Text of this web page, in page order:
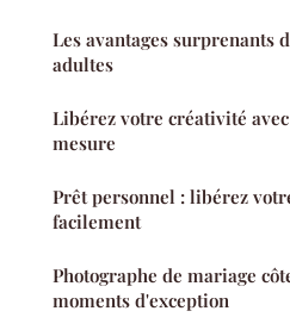
Les avantages surprenants
adultes
Libérez votre créativité
mesure
Prêt personnel : libérez
facilement
Photographe de mariage
moments d'exception